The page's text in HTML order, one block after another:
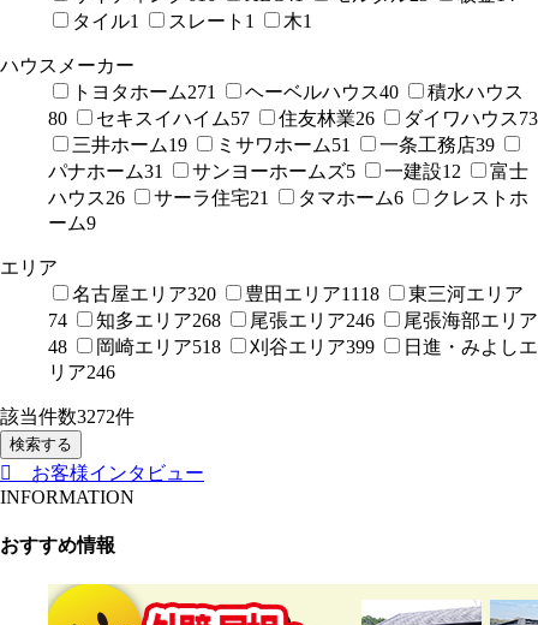
タイル1 スレート 1 木1
ハウスメーカー
トヨタホーム271 ヘーベルハウス40
積水ハウス
80
セキスイハイム57 住友林業26 ダイワハウス73
三井ホーム19 ミサワホーム51 一条工務店39
パナホーム31 サンヨーホームズ5 一建設12
富士
ハウス26 サーラ住宅21 タマホーム6
クレストホ
ーム9
エリア
名古屋エリア320 豊田エリア1118
東三河エリア
74
知多エリア268 尾張エリア246
尾張海部エリア
48
岡崎エリア518 刈谷エリア399
日進・みよしエ
リア246
該当件数3272件
検索する
お客様インタビュー
INFORMATION
おすすめ情報